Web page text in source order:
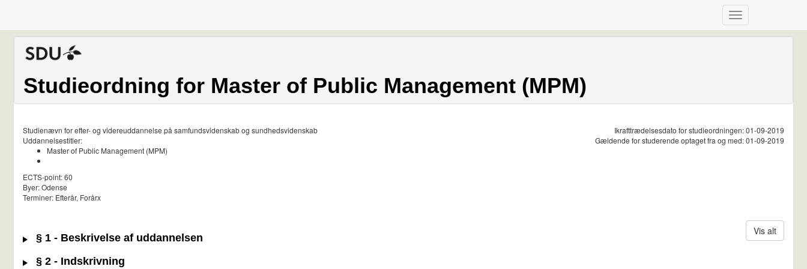
Studieordning for Master of Public Management (MPM)
Studienævn for efter- og videreuddannelse på samfundsvidenskab og sundhedsvidenskab
Uddannelsestitler:
Master of Public Management (MPM)
ECTS-point: 60
Byer: Odense
Terminer: Efterår, Forårx
Ikrafttrædelsesdato for studieordningen: 01-09-2019
Gældende for studerende optaget fra og med: 01-09-2019
Vis alt
§ 1 - Beskrivelse af uddannelsen
§ 2 - Indskrivning